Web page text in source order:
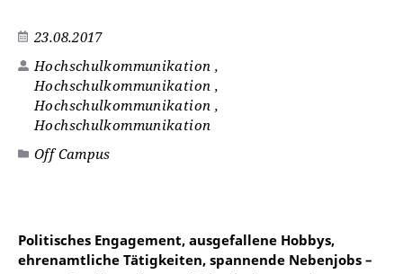
23.08.2017
Hochschulkommunikation ,
Hochschulkommunikation ,
Hochschulkommunikation ,
Hochschulkommunikation
Off Campus
Politisches Engagement, ausgefallene Hobbys,
ehrenamtliche Tätigkeiten, spannende Nebenjobs –